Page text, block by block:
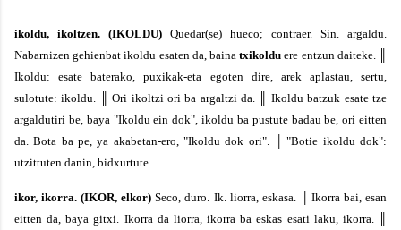
ikoldu, ikoltzen. (IKOLDU) Quedar(se) hueco; contraer. Sin. argaldu.
Nabarnizen gehienbatikoldu esaten da, bainatxikoldu ere entzun daiteke.
Ikoldu:esate baterako, puxikak-eta egoten dire, arek aplastau, sertu,
sulotute: ikoldu.
║Ori ikoltzi ori ba argaltzi da.
Ikoldu batzuk esate tze
argaldutiri be, baya "Ikolduein dok", ikoldu ba pustute badau be, ori eitten
da.Bota ba pe, ya akabetan-ero, "Ikoldu dok ori". ║"Botie ikoldu dok":
utzittuten danin, bidxurtute.
ikor, ikorra.(IKOR, elkor) Seco, duro. Ik. liorra, eskasa.
Ikorra bai, esan
eitten da, baya gitxi. Ikorra da liorra, ikorra ba eskas esati laku, ikorra.